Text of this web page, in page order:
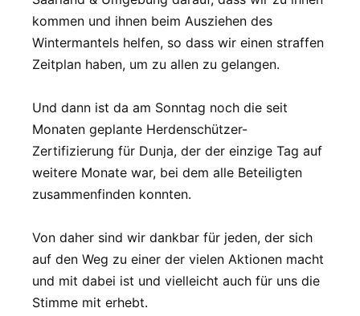
kommen und ihnen beim Ausziehen des
Wintermantels helfen, so dass wir einen straffen
Zeitplan haben, um zu allen zu gelangen.
Und dann ist da am Sonntag noch die seit
Monaten geplante Herdenschützer-
Zertifizierung für Dunja, der der einzige Tag auf
weitere Monate war, bei dem alle Beteiligten
zusammenfinden konnten.
Von daher sind wir dankbar für jeden, der sich
auf den Weg zu einer der vielen Aktionen macht
und mit dabei ist und vielleicht auch für uns die
Stimme mit erhebt.